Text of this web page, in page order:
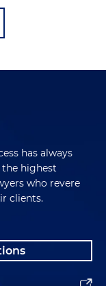
has always
highest
who revere
clients.